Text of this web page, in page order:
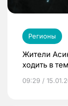
Регионы
Жители
ходить в
09:29 /